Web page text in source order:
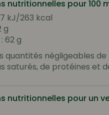
nutritionnelles pour 100
kJ/263 kcal
g
62 g
quantités négligeables
saturés, de protéines et
nutritionnelles pour un